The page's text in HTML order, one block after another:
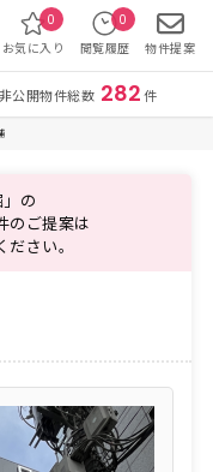
非公開物件総数 282件
お気に入り
0
閲覧履歴
0
物件提案
」の
のご提案は
ださい。